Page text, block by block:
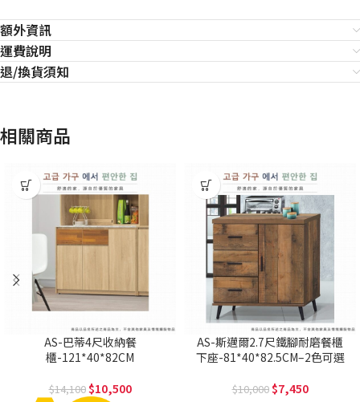
額外資訊
運費說明
退/換貨須知
相關商品
AS-巴蒂4尺收納餐
櫃-121*40*82CM
14,100 10,500
AS-斯邁爾2.7尺鐵腳耐磨餐櫃
下座-81*40*82.5CM–2色可選
10,000 7,450